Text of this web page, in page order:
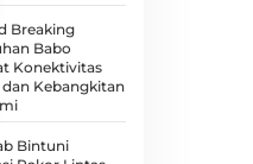
Breaking
Babo
Konektivitas
dan Kebangkitan
Bintuni